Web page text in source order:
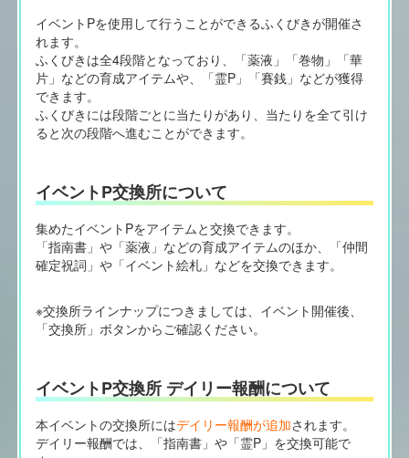
イベントPを使用して行うことができるふくびきが開催さ
れます。
ふくびきは全4段階となっており、「薬液」「巻物」「華
片」などの育成アイテムや、「霊P」「賽銭」などが獲得
できます。
ふくびきには段階ごとに当たりがあり、当たりを全て引け
ると次の段階へ進むことができます。
イベントP交換所について
集めたイベントPをアイテムと交換できます。
「指南書」や「薬液」などの育成アイテムのほか、「仲間
確定祝詞」や「イベント絵札」などを交換できます。
※交換所ラインナップにつきましては、イベント開催後、
「交換所」ボタンからご確認ください。
イベントP交換所 デイリー報酬について
本イベントの交換所にはデイリー報酬が追加されます。
デイリー報酬では、「指南書」や「霊P」を交換可能で